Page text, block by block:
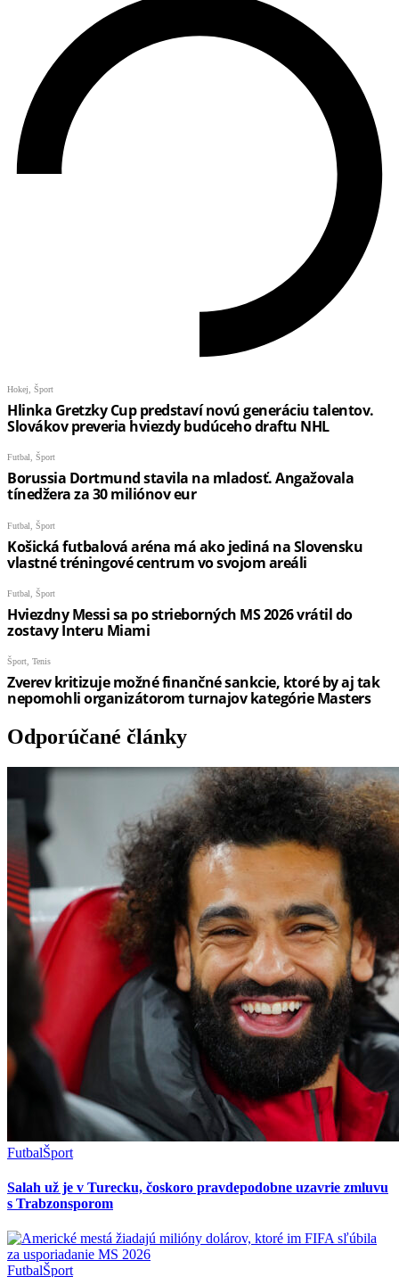
Odporúčané články
FutbalŠport
Salah už je v Turecku, čoskoro pravdepodobne uzavrie zmluvu
s Trabzonsporom
FutbalŠport